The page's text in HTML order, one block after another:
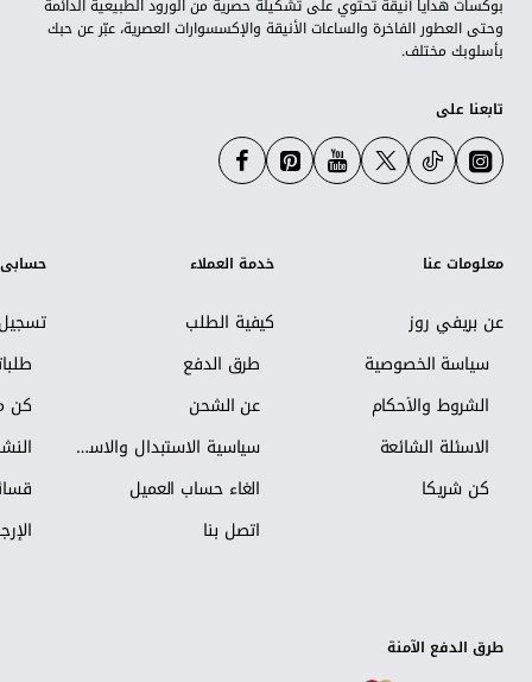
بوكسات هدايا أنيقة تحتوي على تشكيلة حصرية من الورود الطبيعية الدائمة
وحتى العطور الفاخرة والساعات الأنيقة والإكسسوارات العصرية، عبّر عن حبك
بأسلوبك مختلف.
تابعنا على
معلومات عنا
عن بريفي روز
سياسة الخصوصية
الشروط والأحكام
الاسئلة الشائعة
كن شريكاً
خدمة العملاء
كيفية الطلب
طرق الدفع
عن الشحن
سياسية الاستبدال والاسترجاع
الغاء حساب العميل
اتصل بنا
حسابي
كن
طرق الدفع الآمنة